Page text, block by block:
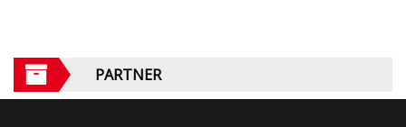
PARTNER